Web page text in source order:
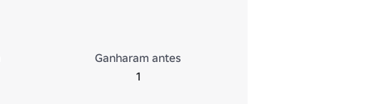
Ganharam antes
1